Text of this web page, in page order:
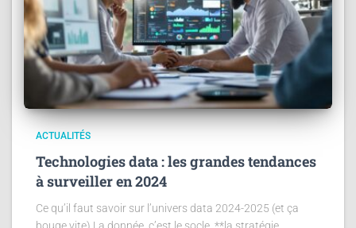
ACTUALITÉS
Technologies data : les grandes tendances
à surveiller en 2024
Ce qu’il faut savoir sur l’univers data 2024-2025 (et ça
bouge vite) La donnée, c’est le socle, **la stratégie